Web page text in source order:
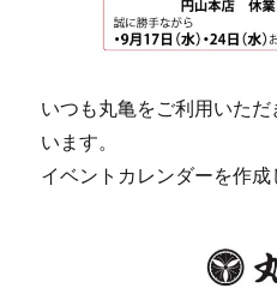
いつも丸亀をご利用いた
います。
イベントカレンダーを作